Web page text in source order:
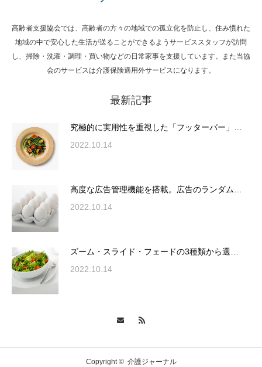
Hello world!
究極的に実用性を重視した「フッターバー」
表示やショートコード…
ズーム・スライド・フェードの3種類から選
択可能な洗練されたホ…
変幻自在、あらゆる業種に対応可能な新しい
高齢者支援協会では、高齢者の方々の地域での孤立化を防止し、住み慣れた
地域の中で安心した生活が送ることができるようサービススタッフが訪問
し、掃除・洗濯・調理・買い物などの日常家事を支援しています。また当協
会のサービスは介護保険適用外サービスになります。
最新記事
究極的に実用性を重視した「フッターバー」…
2022.10.14
高度な広告管理機能を搭載。広告のランダム…
2022.10.14
ズーム・スライド・フェードの3種類から選…
2022.10.14
Copyright © 介護ジャーナル